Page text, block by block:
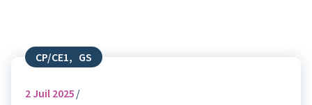
CP/CE1, GS
2Juil 2025